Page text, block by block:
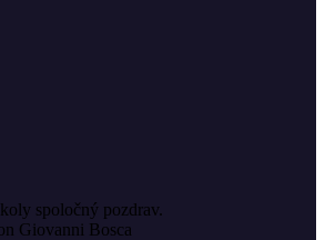
spoločný pozdrav.
Giovanni Bosca